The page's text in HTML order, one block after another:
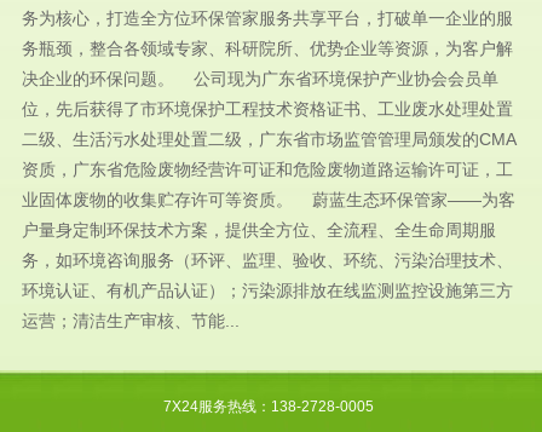
务为核心，打造全方位环保管家服务共享平台，打破单一企业的服
务瓶颈，整合各领域专家、科研院所、优势企业等资源，为客户解
决企业的环保问题。 公司现为广东省环境保护产业协会会员单
位，先后获得了市环境保护工程技术资格证书、工业废水处理处置
二级、生活污水处理处置二级，广东省市场监管管理局颁发的CMA
资质，广东省危险废物经营许可证和危险废物道路运输许可证，工
业固体废物的收集贮存许可等资质。 蔚蓝生态环保管家——为客
户量身定制环保技术方案，提供全方位、全流程、全生命周期服
务，如环境咨询服务（环评、监理、验收、环统、污染治理技术、
环境认证、有机产品认证）；污染源排放在线监测监控设施第三方
运营；清洁生产审核、节能...
7X24服务热线：138-2728-0005